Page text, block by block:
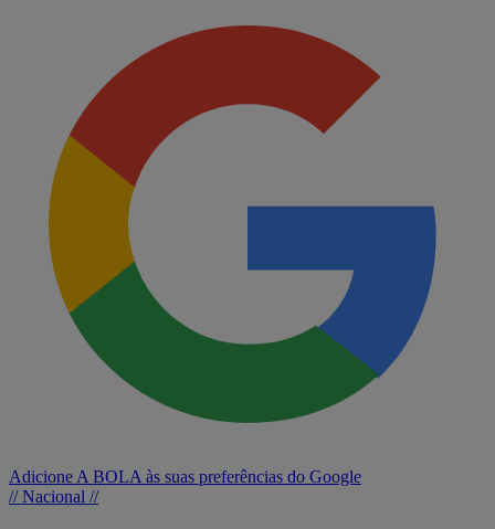
Adicione A BOLA às suas preferências do Google
// Nacional //